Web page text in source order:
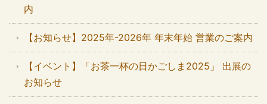
内
【お知らせ】2025年-2026年 年末年始 営業のご案内
【イベント】「お茶一杯の日かごしま2025」 出展の
お知らせ